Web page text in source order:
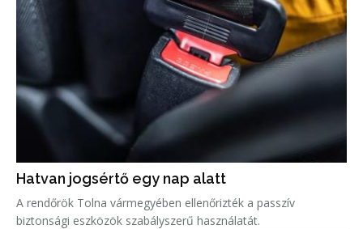
Hatvan jogsértő egy nap alatt
A rendőrök Tolna vármegyében ellenőrizték a passzív
biztonsági eszközök szabályszerű használatát.